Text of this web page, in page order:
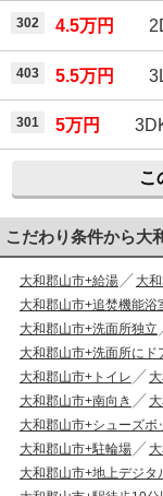
302 4.5万円
403 5.5万円
301 5万円
こ
こだわり条件から大
大和郡山市+給湯 大
大和郡山市+追焚機能浴
大和郡山市+洗面所独立
大和郡山市+洗面所にド
大和郡山市+トイレ
大和郡山市+南向き
大和郡山市+シューズボ
大和郡山市+駐輪場
大和郡山市+地上デジタ